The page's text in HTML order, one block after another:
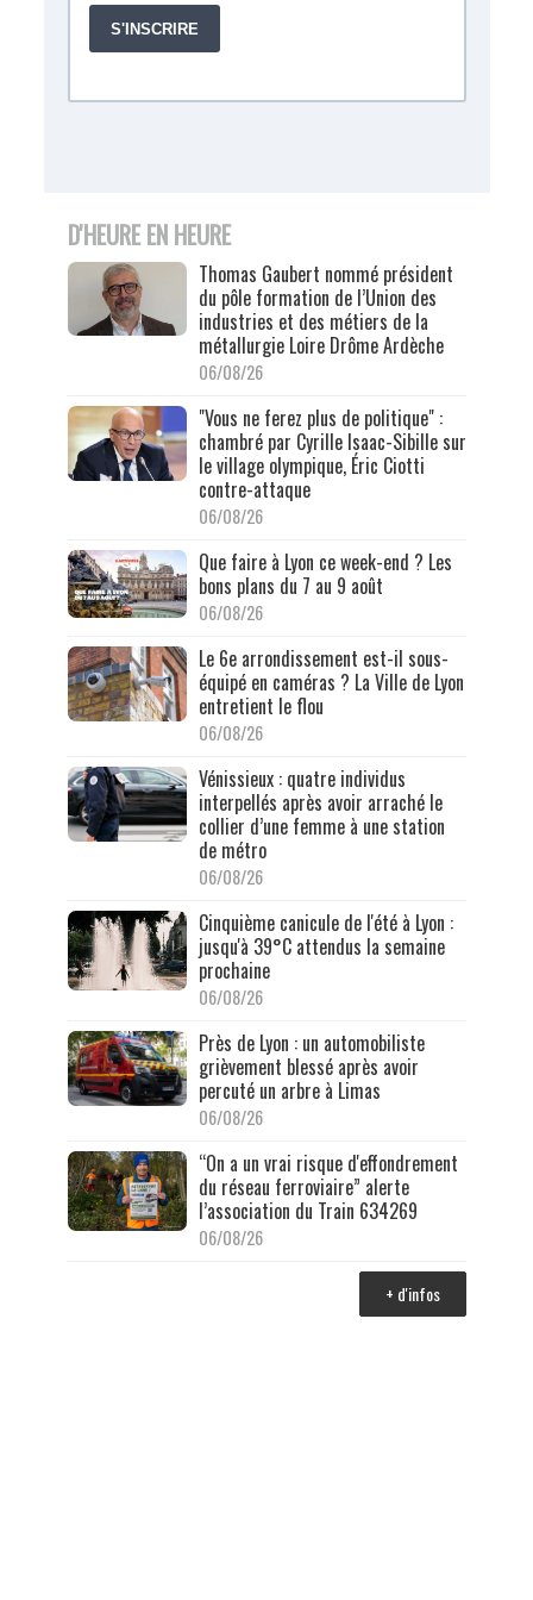
D'HEURE EN HEURE
Thomas Gaubert nommé président
du pôle formation de l’Union des
industries et des métiers de la
métallurgie Loire Drôme Ardèche
06/08/26
"Vous ne ferez plus de politique" :
chambré par Cyrille Isaac-Sibille sur
le village olympique, Éric Ciotti
contre-attaque
06/08/26
Que faire à Lyon ce week-end ? Les
bons plans du 7 au 9 août
06/08/26
Le 6e arrondissement est-il sous-
équipé en caméras ? La Ville de Lyon
entretient le flou
06/08/26
Vénissieux : quatre individus
interpellés après avoir arraché le
collier d’une femme à une station
de métro
06/08/26
Cinquième canicule de l'été à Lyon :
jusqu'à 39°C attendus la semaine
prochaine
06/08/26
Près de Lyon : un automobiliste
grièvement blessé après avoir
percuté un arbre à Limas
06/08/26
“On a un vrai risque d'effondrement
du réseau ferroviaire” alerte
l’association du Train 634269
06/08/26
+ d'infos